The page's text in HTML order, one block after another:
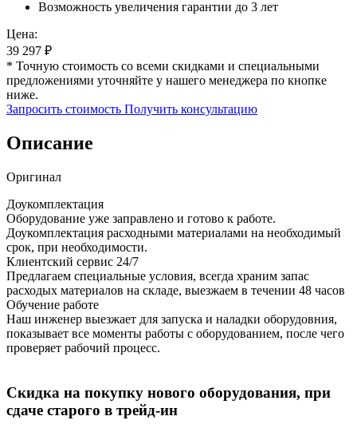
Возможность увеличения гарантии до 3 лет
Цена:
39 297 ₽
* Точную стоимость со всеми скидками и специальными
предложениями уточняйте у нашего менеджера по кнопке
ниже.
Запросить стоимость Получить консультацию
Описание
Оригинал
Доукомплектация
Оборудование уже заправлено и готово к работе.
Доукомплектация расходными материалами на необходимый
срок, при необходимости.
Клиентский сервис 24/7
Предлагаем специальные условия, всегда храним запас
расходых материалов на складе, выезжаем в течении 48 часов
Обучение работе
Наш инженер выезжает для запуска и наладки оборудовния,
показывает все моменты работы с оборудованием, после чего
проверяет рабочий процесс.
Скидка на покупку нового оборудования, при
сдаче старого в трейд-ин